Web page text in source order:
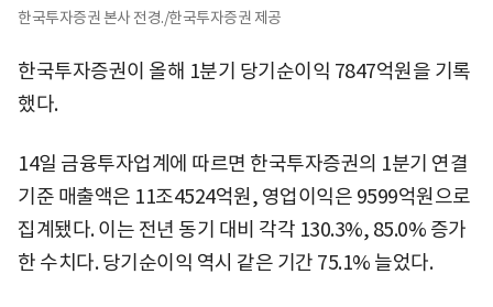
한국투자증권 본사 전경./한국투자증권 제공
한국투자증권이 올해 1분기 당기순이익 7847억원을 기록
했다.
14일 금융투자업계에 따르면 한국투자증권의 1분기 연결
기준 매출액은 11조4524억원, 영업이익은 9599억원으로
집계됐다. 이는 전년 동기 대비 각각 130.3%, 85.0% 증가
한 수치다. 당기순이익 역시 같은 기간 75.1% 늘었다.